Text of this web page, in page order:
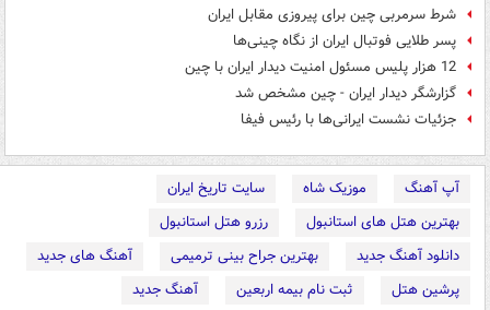
شرط سرمربی چین برای پیروزی مقابل ایران
پسر طلایی فوتبال ایران از نگاه چینی‌ها
12 هزار پلیس مسئول امنیت دیدار ایران با چین
گزارشگر دیدار ایران - چین مشخص شد
جزئیات نشست ایرانی‌ها با رئیس فیفا
آپ آهنگ موزیک شاه
سایت تاریخ ایران
بهترین هتل های استانبول
رزرو هتل استانبول
دانلود آهنگ جدید
بهترین جراح بینی ترمیمی
آهنگ های جدید
پرشین هتل
ثبت نام بیمه اربعین
آهنگ جدید